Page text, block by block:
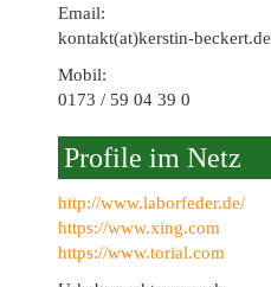
Email:
kontakt(at)kerstin-beckert.de
Mobil:
0173 / 59 04 39 0
Profile im Netz
http://www.laborfeder.de/
https://www.xing.com
https://www.torial.com